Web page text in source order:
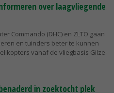
over laagvliegende
Commando (DHC) en ZLTO gaan
en tuinders beter te kunnen
vanaf de vliegbasis Gilze-
in zoektocht plek